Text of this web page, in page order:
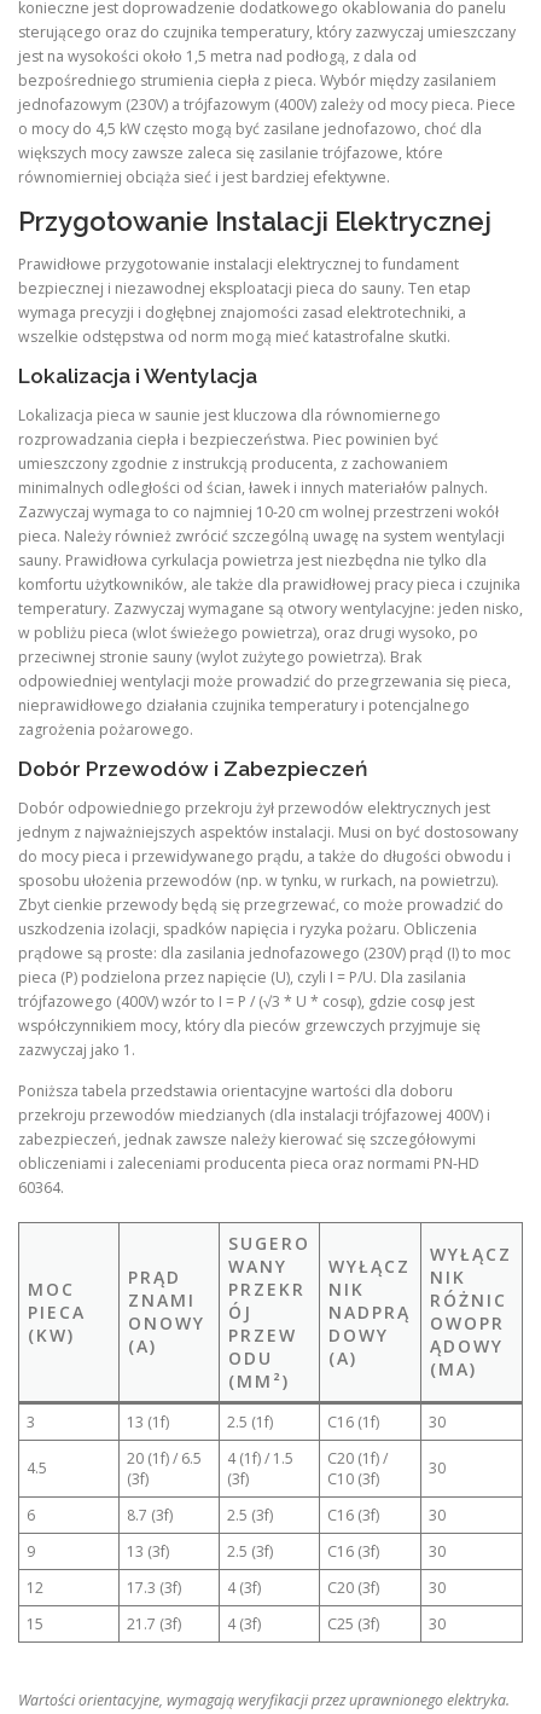
konieczne jest doprowadzenie dodatkowego okablowania do panelu
sterującego oraz do czujnika temperatury, który zazwyczaj umieszczany
jest na wysokości około 1,5 metra nad podłogą, z dala od
bezpośredniego strumienia ciepła z pieca. Wybór między zasilaniem
jednofazowym (230V) a trójfazowym (400V) zależy od mocy pieca. Piece
o mocy do 4,5 kW często mogą być zasilane jednofazowo, choć dla
większych mocy zawsze zaleca się zasilanie trójfazowe, które
równomierniej obciąża sieć i jest bardziej efektywne.
Przygotowanie Instalacji Elektrycznej
Prawidłowe przygotowanie instalacji elektrycznej to fundament
bezpiecznej i niezawodnej eksploatacji pieca do sauny. Ten etap
wymaga precyzji i dogłębnej znajomości zasad elektrotechniki, a
wszelkie odstępstwa od norm mogą mieć katastrofalne skutki.
Lokalizacja i Wentylacja
Lokalizacja pieca w saunie jest kluczowa dla równomiernego
rozprowadzania ciepła i bezpieczeństwa. Piec powinien być
umieszczony zgodnie z instrukcją producenta, z zachowaniem
minimalnych odległości od ścian, ławek i innych materiałów palnych.
Zazwyczaj wymaga to co najmniej 10-20 cm wolnej przestrzeni wokół
pieca. Należy również zwrócić szczególną uwagę na system wentylacji
sauny. Prawidłowa cyrkulacja powietrza jest niezbędna nie tylko dla
komfortu użytkowników, ale także dla prawidłowej pracy pieca i czujnika
temperatury. Zazwyczaj wymagane są otwory wentylacyjne: jeden nisko,
w pobliżu pieca (wlot świeżego powietrza), oraz drugi wysoko, po
przeciwnej stronie sauny (wylot zużytego powietrza). Brak
odpowiedniej wentylacji może prowadzić do przegrzewania się pieca,
nieprawidłowego działania czujnika temperatury i potencjalnego
zagrożenia pożarowego.
Dobór Przewodów i Zabezpieczeń
Dobór odpowiedniego przekroju żył przewodów elektrycznych jest
jednym z najważniejszych aspektów instalacji. Musi on być dostosowany
do mocy pieca i przewidywanego prądu, a także do długości obwodu i
sposobu ułożenia przewodów (np. w tynku, w rurkach, na powietrzu).
Zbyt cienkie przewody będą się przegrzewać, co może prowadzić do
uszkodzenia izolacji, spadków napięcia i ryzyka pożaru. Obliczenia
prądowe są proste: dla zasilania jednofazowego (230V) prąd (I) to moc
pieca (P) podzielona przez napięcie (U), czyli I = P/U. Dla zasilania
trójfazowego (400V) wzór to I = P / (√3 * U * cosφ), gdzie cosφ jest
współczynnikiem mocy, który dla pieców grzewczych przyjmuje się
zazwyczaj jako 1.
Poniższa tabela przedstawia orientacyjne wartości dla doboru
przekroju przewodów miedzianych (dla instalacji trójfazowej 400V) i
zabezpieczeń, jednak zawsze należy kierować się szczegółowymi
obliczeniami i zaleceniami producenta pieca oraz normami PN-HD
60364.
MOC
PIECA
(KW)
PRĄD
ZNAMI
ONOWY
(A)
SUGERO
WANY
PRZEKR
ÓJ
PRZEW
ODU
(MM²)
WYŁĄCZ
NIK
NADPRĄ
DOWY
(A)
WYŁĄCZ
NIK
RÓŻNIC
OWOPR
ĄDOWY
(MA)
3 13 (1f) 2.5 (1f) C16 (1f) 30
4.5
20 (1f) / 6.5
(3f)
4 (1f) / 1.5
(3f)
C20 (1f) /
C10 (3f)
30
6 8.7 (3f) 2.5 (3f) C16 (3f)
30
9
13 (3f) 2.5 (3f) C16 (3f)
30
12
17.3 (3f) 4 (3f) C20 (3f)
30
15
21.7 (3f) 4 (3f) C25 (3f) 30
Wartości orientacyjne, wymagają weryfikacji przez uprawnionego elektryka.